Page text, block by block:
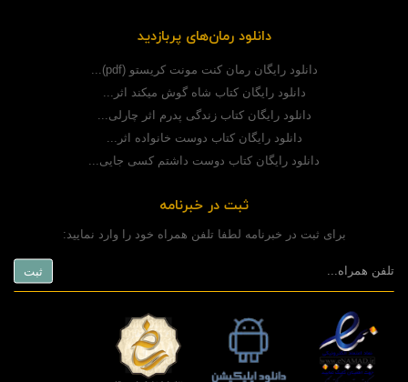
دانلود رمان‌های پربازدید
دانلود رایگان رمان کنت مونت کریستو (pdf)...
دانلود رایگان کتاب شاه گوش میکند اثر...
دانلود رایگان کتاب زندگی پدرم اثر چارلی...
دانلود رایگان کتاب دوست خانواده اثر...
دانلود رایگان کتاب دوست داشتم کسی جایی...
ثبت در خبرنامه
برای ثبت در خبرنامه لطفا تلفن همراه خود را وارد نمایید: